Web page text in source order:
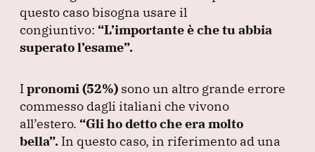
questo caso bisogna usare il
congiuntivo: “L’importante è che tu abbia
superato l’esame”.
Ipronomi (52%) sono un altro grande errore
commesso dagli italiani che vivono
all’estero. “Gli ho detto che era molto
bella”. In questo caso, in riferimento ad una